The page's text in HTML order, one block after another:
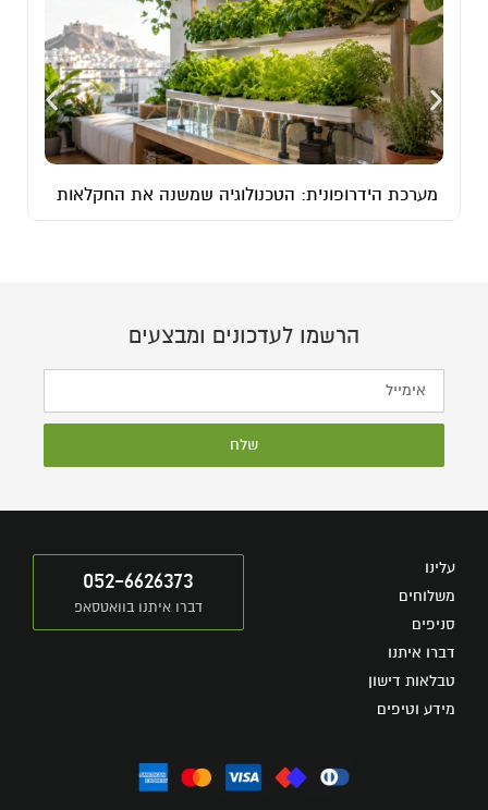
מערכת הידרופונית: הטכנולוגיה שמשנה את החקלאות
הרשמו לעדכונים ומבצעים
שלח
עלינו
משלוחים
סניפים
דברו איתנו
טבלאות דישון
מידע וטיפים
052-6626373
דברו איתנו בוואטסאפ